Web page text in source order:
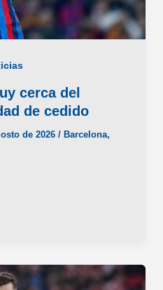
cerca del
de cedido
de 2026 / Barcelona,